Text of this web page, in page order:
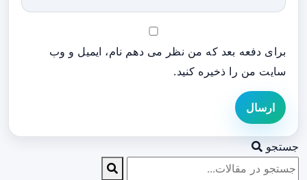
برای دفعه بعد که من نظر می دهم نام، ایمیل و وب
سایت من را ذخیره کنید.
ارسال
جستجو